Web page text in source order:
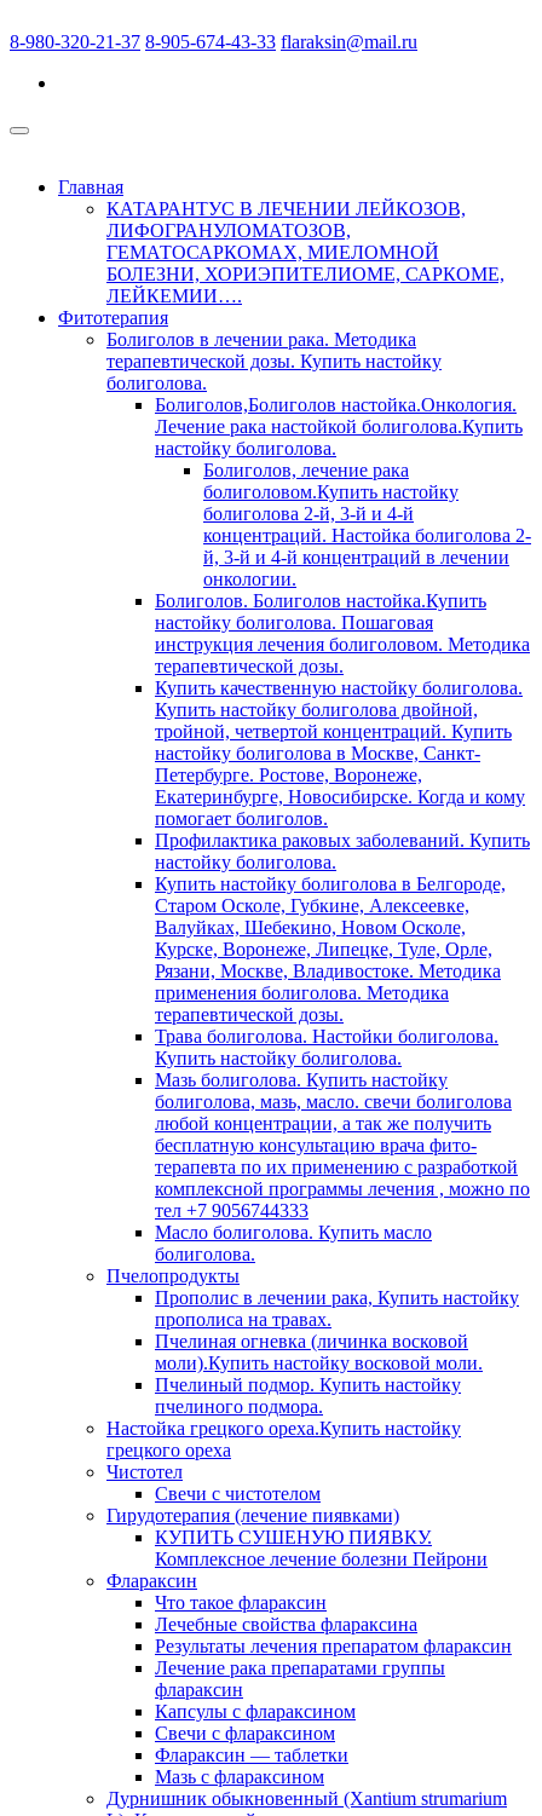
8-980-320-21-37 8-905-674-43-33 flaraksin@mail.ru
Главная
КАТАРАНТУС В ЛЕЧЕНИИ ЛЕЙКОЗОВ,
ЛИФОГРАНУЛОМАТОЗОВ,
ГЕМАТОСАРКОМАХ, МИЕЛОМНОЙ
БОЛЕЗНИ, ХОРИЭПИТЕЛИОМЕ, САРКОМЕ,
ЛЕЙКЕМИИ….
Фитотерапия
Болиголов в лечении рака. Методика
терапевтической дозы. Купить настойку
болиголова.
Болиголов,Болиголов настойка.Онкология.
Лечение рака настойкой болиголова.Купить
настойку болиголова.
Болиголов, лечение рака
болиголовом.Купить настойку
болиголова 2-й, 3-й и 4-й
концентраций. Настойка болиголова 2-
й, 3-й и 4-й концентраций в лечении
онкологии.
Болиголов. Болиголов настойка.Купить
настойку болиголова. Пошаговая
инструкция лечения болиголовом. Методика
терапевтической дозы.
Купить качественную настойку болиголова.
Купить настойку болиголова двойной,
тройной, четвертой концентраций. Купить
настойку болиголова в Москве, Санкт-
Петербурге. Ростове, Воронеже,
Екатеринбурге, Новосибирске. Когда и кому
помогает болиголов.
Профилактика раковых заболеваний. Купить
настойку болиголова.
Купить настойку болиголова в Белгороде,
Старом Осколе, Губкине, Алексеевке,
Валуйках, Шебекино, Новом Осколе,
Курске, Воронеже, Липецке, Туле, Орле,
Рязани, Москве, Владивостоке. Методика
применения болиголова. Методика
терапевтической дозы.
Трава болиголова. Настойки болиголова.
Купить настойку болиголова.
Мазь болиголова. Купить настойку
болиголова, мазь, масло. свечи болиголова
любой концентрации, а так же получить
бесплатную консультацию врача фито-
терапевта по их применению с разработкой
комплексной программы лечения , можно по
тел +7 9056744333
Масло болиголова. Купить масло
болиголова.
Пчелопродукты
Прополис в лечении рака, Купить настойку
прополиса на травах.
Пчелиная огневка (личинка восковой
моли).Купить настойку восковой моли.
Пчелиный подмор. Купить настойку
пчелиного подмора.
Настойка грецкого ореха.Купить настойку
грецкого ореха
Чистотел
Свечи с чистотелом
Гирудотерапия (лечение пиявками)
КУПИТЬ СУШЕНУЮ ПИЯВКУ.
Комплексное лечение болезни Пейрони
Флараксин
Что такое флараксин
Лечебные свойства флараксина
Результаты лечения препаратом флараксин
Лечение рака препаратами группы
флараксин
Капсулы с флараксином
Свечи с флараксином
Флараксин — таблетки
Мазь с флараксином
Дурнишник обыкновенный (Xantium strumarium